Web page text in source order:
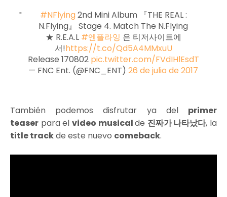
#NFlying2nd Mini Album 『THE REAL :
N.Flying』 Stage 4. Match The N.Flying
★ R.E.A.L #엔플라잉 은 티저사이트에
서!https://t.co/Qd5A4MMxuU
Release 170802 pic.twitter.com/FVdIHlEsdT
— FNC Ent. (@FNC_ENT)26 de julio de 2017
También podemos disfrutar ya del primer
teaser para el video musicalde 진짜가 나타났다, la
title trackde este nuevo comeback.